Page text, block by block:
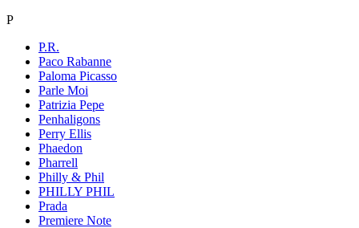
P
P.R.
Paco Rabanne
Paloma Picasso
Parle Moi
Patrizia Pepe
Penhaligons
Perry Ellis
Phaedon
Pharrell
Philly & Phil
PHILLY PHIL
Prada
Premiere Note